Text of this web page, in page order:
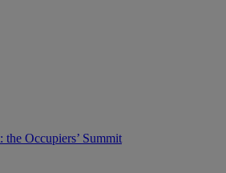
Occupiers’ Summit